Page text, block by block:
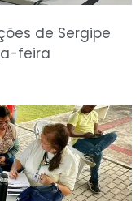
de Sergipe
feira